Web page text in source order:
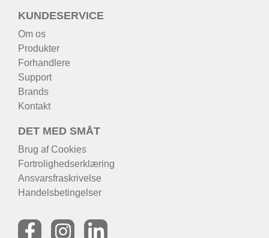
KUNDESERVICE
Om os
Produkter
Forhandlere
Support
Brands
Kontakt
DET MED SMÅT
Brug af Cookies
Fortrolighedserklæring
Ansvarsfraskrivelse
Handelsbetingelser